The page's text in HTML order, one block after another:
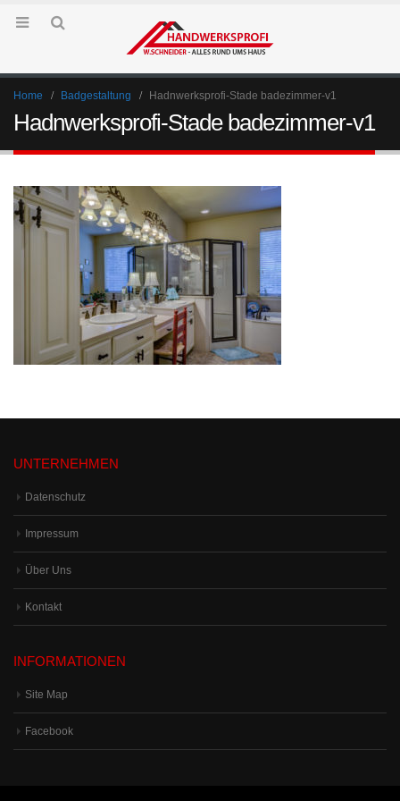
Home Badgestaltung Hadnwerksprofi-Stade badezimmer-v1
Hadnwerksprofi-Stade badezimmer-v1
UNTERNEHMEN
Datenschutz
Impressum
Über Uns
Kontakt
INFORMATIONEN
Site Map
Facebook